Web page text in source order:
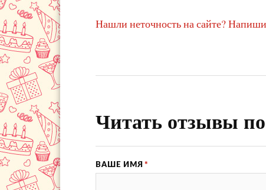
Нашли неточность на сайте?
Читать отзывы
ВАШЕ ИМЯ *